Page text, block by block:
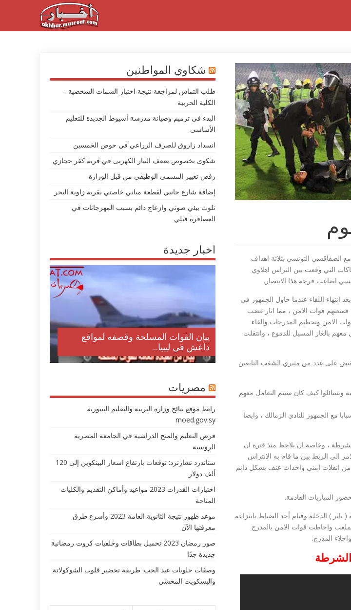
الصفاقسي التونسي بثلاثة اهداف
التي وقعت بين التراس اهلاوي
اضاعت فرحة هذا الانتصار.
انتهاء اللقاء عندما حاول الجمهور في
فمنعتهم قوات الامن ، مما اثار غضب
الامن وتحطيم المدرجات والقاء
بالغاز المسيل للدموع ، وانتقلت
الاخيرة هي اصابة 28 من رجال الامن والقبض على عدد من مثيري الشغب التابعين
وتسائلوا كيف كان سيتم التعامل معهم
مع الجمهور للنادي الزمالك ، وايضا
، وخاصة ان يلاحظ منذ فترة ان
الى الربط بين ما قام به الالتراس
من انفلات امني واحداث عنف بشكل دائم
المباريات القادمة.
) الدخلة وقيام أحد الضباط بانتزاعه
واحاطت قوات الامن بالمدرج
المدرج.
شكاوي المواطنين
طلب التماس لمراجعة نتيجة اختبار السمات الشخصية –
الكلية الحربية
البدء فى ترميم وصيانة مدرسة أسيوط الجديدة للتعليم
الأساسى
انسداد زاروق للصرف الزراعي في حوض الخمسين
شكوى بخصوص ضعف التيار الكهربى في قرية كفر حجازي
رفض تغيير المسمى الوظيفي من قبل الوزارة
إضافة شارع جانبي لقطعة مباني خاصتي بقرية زاوية البحر
تلوث بيئي صوتي وازعاج دائم بسبب المهرجانات في
العصافرة قبلي
اخبار جديدة
بيان القوات المسلحة وقصفه لمواقع
داعش في ليبيا...
بيان السيسي :توعد بالقصاص لمقتل 21
مصريات
رابط موقع نتائج وزارة التربية والتعليم السورية
moed.gov.sy
فرص التعليم والمنح الدراسية في الجامعة المصرية
الروسية
ستاندرد تشارترد: توقعات بارتفاع اسعار البيتكوين إلى 120
ألف دولار
اختبارات القدرات 2023 مواعيد وأماكن التقديم والكليات
المتاحة
موعد ظهور نتيجة الثانوية العامة 2023 وأسرع طرق
معرفتها الآن
صور رمضان 2023 تحميل بطاقات وخلفيات كروت رمضانية
جديدة جدًا
وصفات حلويات عيد الحب: طريقة تحضير قلوب الشوكولاتة
والبسكويت المحشي